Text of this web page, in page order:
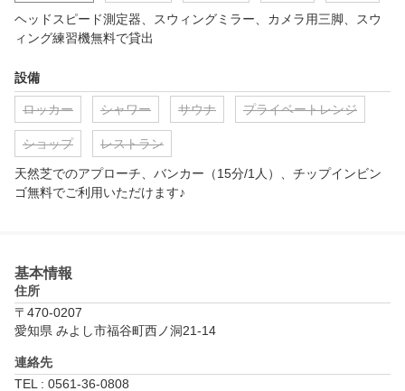
ヘッドスピード測定器、スウィングミラー、カメラ用三脚、スウ
ィング練習機無料で貸出
設備
ロッカー シャワー サウナ プライベートレンジ
ショップ レストラン
天然芝でのアプローチ、バンカー（15分/1人）、​チップインビン
ゴ無料でご利用いただけます♪​
基本情報
住所
〒470-0207
愛知県 みよし市福谷町西ノ洞21-14
連絡先
TEL : 0561-36-0808